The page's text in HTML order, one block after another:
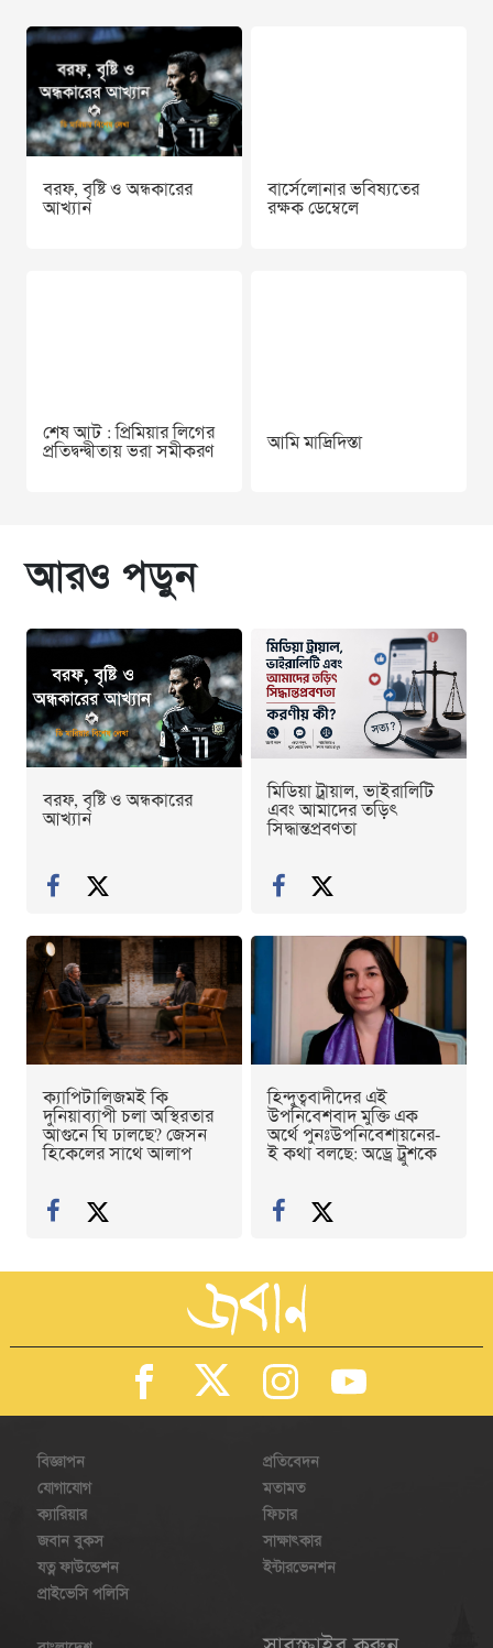
বরফ, বৃষ্টি ও অন্ধকারের
আখ্যান
বার্সেলোনার ভবিষ্যতের
রক্ষক ডেম্বেলে
শেষ আট : প্রিমিয়ার লিগের
প্রতিদ্বন্দ্বীতায় ভরা সমীকরণ
আমি মাদ্রিদিস্তা
আরও পড়ুন
বরফ, বৃষ্টি ও অন্ধকারের
আখ্যান
মিডিয়া ট্রায়াল, ভাইরালিটি
এবং আমাদের তড়িৎ
সিদ্ধান্তপ্রবণতা
ক্যাপিটালিজমই কি
দুনিয়াব্যাপী চলা অস্থিরতার
আগুনে ঘি ঢালছে? জেসন
হিকেলের সাথে আলাপ
হিন্দুত্ববাদীদের এই
উপনিবেশবাদ মুক্তি এক
অর্থে পুনঃউপনিবেশায়নের-
ই কথা বলছে: অড্রে ট্রুশকে
বিজ্ঞাপন
যোগাযোগ
ক্যারিয়ার
জবান বুকস
যত্ন ফাউন্ডেশন
প্রাইভেসি পলিসি
প্রতিবেদন
মতামত
ফিচার
সাক্ষাৎকার
ইন্টারভেনশন